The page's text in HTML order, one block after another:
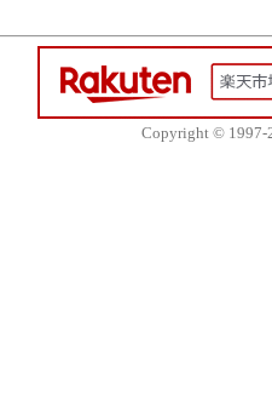
Copyright © 1997-